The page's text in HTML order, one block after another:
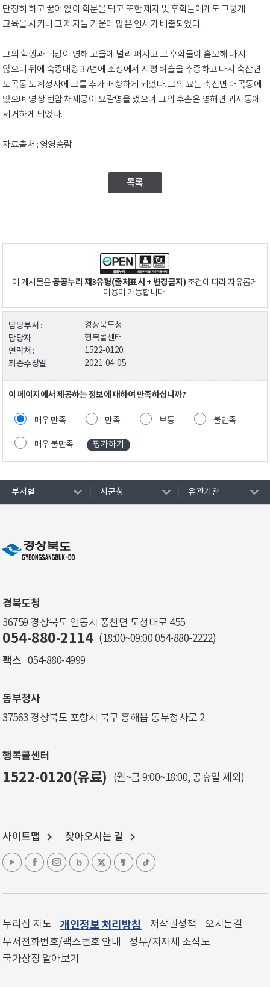
단정히 하고 꿇어 앉아 학문을 닦고 또한 제자 및 후학들에게도 그렇게
교육을 시키니 그 제자들 가운데 많은 인사가 배출되었다.
그의 학행과 덕망이 영해 고을에 널리 퍼지고 그 후학들이 흠모해 마지
않으니 뒤에 숙종대왕 37년에 조정에서 지평 벼슬을 추증하고 다시 축산면
도곡동 도계정사에 그를 추가 배향하게 되었다. 그의 묘는 축산면 대곡동에
있으며 영상 번암 채제공이 묘갈명을 썼으며 그의 후손은 영해면 괴시동에
세거하게 되었다.
자료출처 : 영영승람
목록
이 게시물은공공누리 제3유형(출처표시 + 변경금지)조건에 따라 자유롭게
이용이 가능합니다.
담당부서 : 경상북도청
담당자 행복콜센터
연락처 : 1522-0120
최종수정일 2021-04-05
이 페이지에서 제공하는 정보에 대하여 만족하십니까?
매우 만족 만족 보통 불만족
매우 불만족
부서별 시군청 유관기관
경북도청
36759 경상북도 안동시 풍천면 도청대로 455
054-880-2114 (18:00~09:00 054-880-2222)
팩스 054-880-4999
동부청사
37563 경상북도 포항시 북구 흥해읍 동부청사로 2
행복콜센터
1522-0120(유료) (월~금 9:00~18:00, 공휴일 제외)
사이트맵 찾아오시는 길
누리집 지도 개인정보 처리방침 저작권정책
오시는길
부서전화번호/팩스번호 안내
정부/지자체 조직도
국가상징 알아보기